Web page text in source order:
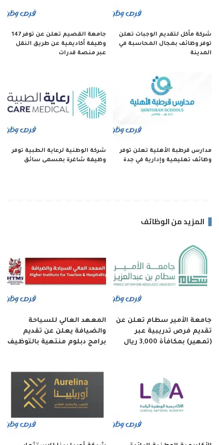
شركة مأكل لتقديم الوجبات تعلن
توفر وظائف بمجال المحاسبة في
المدينة
جامعة القصيم تعلن عن توفر 147
وظيفة أكاديمية عن طريق النقل
عبر منصة قدرات
مدارس قرطبة الأهلية تعلن توفر
وظائف تعليمية وإدارية في جدة
شركة الوطنية لرعاية الطبية توفر
وظيفة شاغرة بمسمى سائق
المزيد من الوظائف
جامعة الأمير سطام تعلن عن
تقديم فرص تدريبية عبر
(تمهير) بمكافأة 3,000 ريال
المعهد العالي للسياحة
والضيافة يعلن عن تقديم
برامج دبلوم منتهية بالتوظيف